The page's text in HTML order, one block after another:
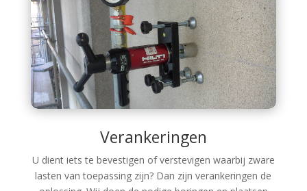
Verankeringen
U dient iets te bevestigen of verstevigen waarbij zware
lasten van toepassing zijn? Dan zijn verankeringen de